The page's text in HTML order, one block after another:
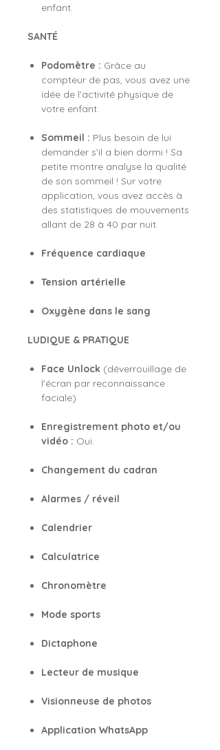
enfant.
SANTÉ
Podomètre : Grâce au
compteur de pas, vous avez une
idée de l'activité physique de
votre enfant.
Sommeil : Plus besoin de lui
demander s'il a bien dormi ! Sa
petite montre analyse la qualité
de son sommeil ! Sur votre
application, vous avez accès à
des statistiques de mouvements
allant de 28 à 40 par nuit.
Fréquence cardiaque
Tension artérielle
Oxygène dans le sang
LUDIQUE & PRATIQUE
Face Unlock (déverrouillage de
l'écran par reconnaissance
faciale)
Enregistrement photo et/ou
vidéo : Oui.
Changement du cadran
Alarmes / réveil
Calendrier
Calculatrice
Chronomètre
Mode sports
Dictaphone
Lecteur de musique
Visionneuse de photos
Application WhatsApp